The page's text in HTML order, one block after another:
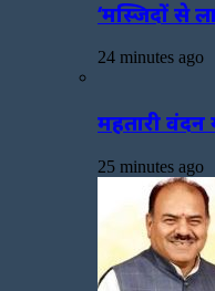
‘मस्जिदों से
24 minutes ago
महतारी
25 minutes ago